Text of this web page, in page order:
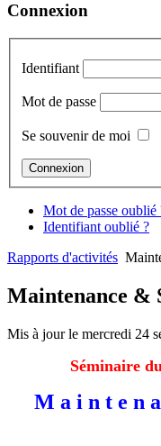
Connexion
Identifiant
Mot de passe
Se souvenir de moi
Mot de passe oublié
Identifiant oublié ?
Rapports d'activités
Maintenance &
Mis à jour le mercredi 24
Séminaire
M a i n t e n